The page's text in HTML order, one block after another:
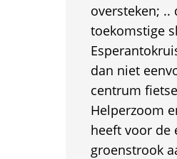
oversteken; ..
toekomstige
dan niet
centrum
Helperzoom
heeft voor de
groenstrook